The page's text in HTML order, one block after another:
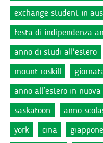
exchange student in
festa di indipendenza
anno di studi all'estero
mount roskill
anno all'estero in nuova
saskatoon
anno
york
cina giappone